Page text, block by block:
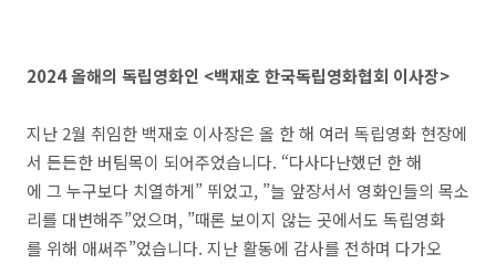
2024 올해의 독립영화인 <백재호 한국독립영화협회 이사장>
지난 2월 취임한 백재호 이사장은 올 한 해 여러 독립영화 현장에
서 든든한 버팀목이 되어주었습니다. “다사다난했던 한 해
에 그 누구보다 치열하게” 뛰었고, ”늘 앞장서서 영화인들의 목소
리를 대변해주”었으며, ”때론 보이지 않는 곳에서도 독립영화
를 위해 애써주”었습니다. 지난 활동에 감사를 전하며 다가오